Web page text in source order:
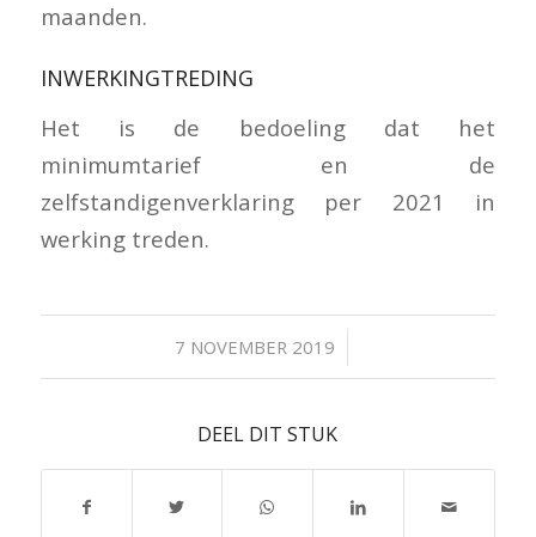
maanden.
INWERKINGTREDING
Het is de bedoeling dat het
minimumtarief en de
zelfstandigenverklaring per 2021 in
werking treden.
7 NOVEMBER 2019
/
DEEL DIT STUK